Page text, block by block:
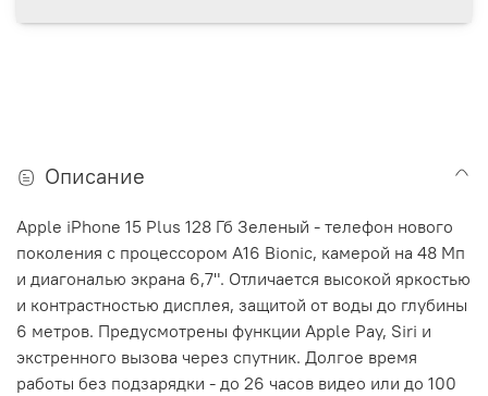
Описание
Apple iPhone 15 Plus 128 Гб Зеленый - телефон нового
поколения с процессором A16 Bionic, камерой на 48 Мп
и диагональю экрана 6,7". Отличается высокой яркостью
и контрастностью дисплея, защитой от воды до глубины
6 метров. Предусмотрены функции Apple Pay, Siri и
экстренного вызова через спутник. Долгое время
работы без подзарядки - до 26 часов видео или до 100